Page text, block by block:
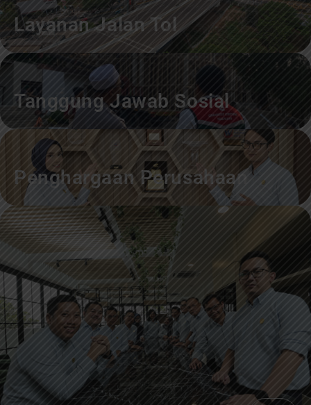
Layanan Jalan Tol
Tanggung Jawab Sosial
Penghargaan Perusahaan